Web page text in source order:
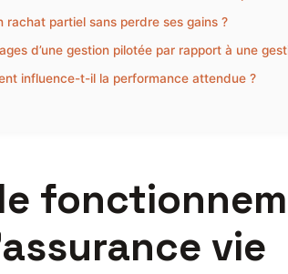
rachat partiel sans perdre ses gains ?
d’une gestion pilotée par rapport à une
influence-t-il la performance attendue ?
vie